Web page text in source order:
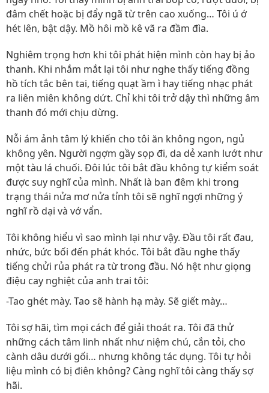
đâm chết hoặc bị đẩy ngã từ trên cao xuống… Tôi ú ớ
hét lên, bật dậy. Mồ hôi mồ kê vã ra đầm đìa.
Nghiêm trọng hơn khi tôi phát hiện mình còn hay bị ảo
thanh. Khi nhắm mắt lại tôi như nghe thấy tiếng đồng
hồ tích tắc bên tai, tiếng quạt ầm ì hay tiếng nhạc phát
ra liên miên không dứt. Chỉ khi tôi trở dậy thì những âm
thanh đó mới chịu dừng.
Nỗi ám ảnh tâm lý khiến cho tôi ăn không ngon, ngủ
không yên. Người ngợm gầy sọp đi, da dẻ xanh lướt như
một tàu lá chuối. Đôi lúc tôi bắt đầu không tự kiểm soát
được suy nghĩ của mình. Nhất là ban đêm khi trong
trạng thái nửa mơ nửa tỉnh tôi sẽ nghĩ ngợi những ý
nghĩ rồ dại và vớ vẩn.
Tôi không hiểu vì sao mình lại như vậy. Đầu tôi rất đau,
nhức, bức bối đến phát khóc. Tôi bắt đầu nghe thấy
tiếng chửi rủa phát ra từ trong đầu. Nó hệt như giọng
điệu cay nghiệt của anh trai tôi:
-Tao ghét mày. Tao sẽ hành hạ mày. Sẽ giết mày…
Tôi sợ hãi, tìm mọi cách để giải thoát ra. Tôi đã thử
những cách tâm linh nhất như niệm chú, cắn tỏi, cho
cành dâu dưới gối… nhưng không tác dụng. Tôi tự hỏi
liệu mình có bị điên không? Càng nghĩ tôi càng thấy sợ
hãi.